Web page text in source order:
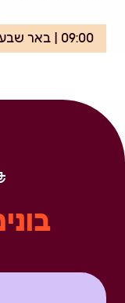
09:00 באר שבע